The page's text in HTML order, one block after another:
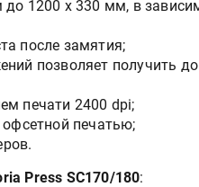
1200 x 330 мм, в
после замятия;
позволяет получить
печати 2400 dpi;
офсетной печатью;
Press SC170/180: